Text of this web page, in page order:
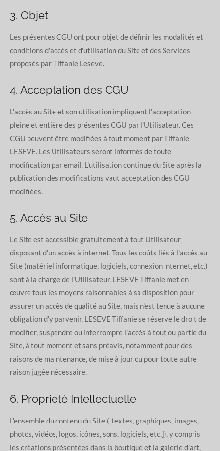
3. Objet
Les présentes CGU ont pour objet de définir les modalités et
conditions d'accès et d'utilisation du Site et des Services
proposés par Tiffanie Leseve.
4. Acceptation des CGU
L'accès au Site et son utilisation impliquent l'acceptation
pleine et entière des présentes CGU par l'Utilisateur. Ces
CGU peuvent être modifiées à tout moment par Tiffanie
LESEVE. Les Utilisateurs seront informés de toute
modification par email. L'utilisation continue du Site après la
publication des modifications vaut acceptation des CGU
modifiées.
5. Accès au Site
Le Site est accessible gratuitement à tout Utilisateur
disposant d'un accès à internet. Tous les coûts liés à l'accès au
Site (matériel informatique, logiciels, connexion internet, etc.)
sont à la charge de l'Utilisateur. LESEVE Tiffanie met en
œuvre tous les moyens raisonnables à sa disposition pour
assurer un accès de qualité au Site, mais n'est tenue à aucune
obligation d'y parvenir. LESEVE Tiffanie se réserve le droit de
modifier, suspendre ou interrompre l'accès à tout ou partie du
Site, à tout moment et sans préavis, notamment pour des
raisons de maintenance, de mise à jour ou pour toute autre
raison jugée nécessaire.
6. Propriété Intellectuelle
L'ensemble du contenu du Site ([textes, graphiques, images,
photos, vidéos, logos, icônes, sons, logiciels, etc.]), y compris
les créations présentées dans la boutique et la galerie d'art,